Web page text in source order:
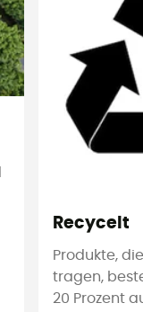
Recycelt
Produkte,
tragen,
20 Prozent